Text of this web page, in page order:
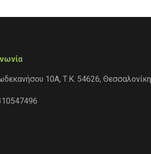
10Α, Τ.Κ. 54626, Θεσσαλονίκη